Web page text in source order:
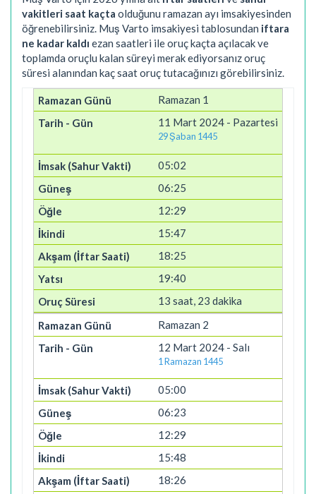
vakitleri saat kaçta olduğunu ramazan ayı imsakiyesinden
öğrenebilirsiniz. Muş Varto imsakiyesi tablosundan iftara
ne kadar kaldı ezan saatleri ile oruç kaçta açılacak ve
toplamda oruçlu kalan süreyi merak ediyorsanız oruç
süresi alanından kaç saat oruç tutacağınızı görebilirsiniz.
Ramazan 1
11 Mart 2024 - Pazartesi
29 Şaban 1445
05:02
06:25
12:29
15:47
18:25
19:40
13 saat, 23 dakika
Ramazan 2
12 Mart 2024 - Salı
1 Ramazan 1445
05:00
06:23
12:29
15:48
18:26